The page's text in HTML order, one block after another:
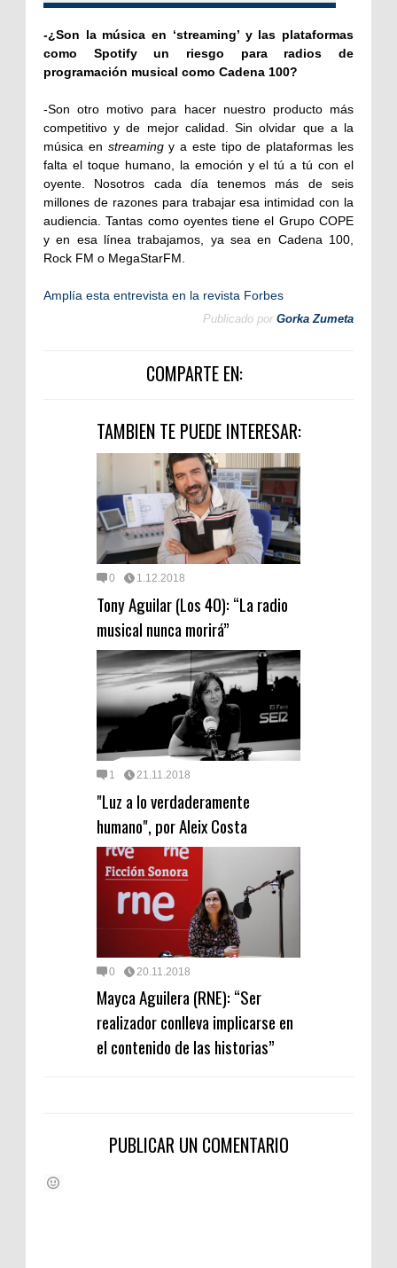
-¿Son la música en ‘streaming’ y las plataformas
como Spotify un riesgo para radios de
programación musical como Cadena 100?
-Son otro motivo para hacer nuestro producto más
competitivo y de mejor calidad. Sin olvidar que a la
música en streamingy a este tipo de plataformas les
falta el toque humano, la emoción y el tú a tú con el
oyente. Nosotros cada día tenemos más de seis
millones de razones para trabajar esa intimidad con la
audiencia. Tantas como oyentes tiene el Grupo COPE
y en esa línea trabajamos, ya sea en Cadena 100,
Rock FM o MegaStarFM.
Amplía esta entrevista en la revista Forbes
Publicado por Gorka Zumeta
COMPARTE EN:
TAMBIEN TE PUEDE INTERESAR:
0 1.12.2018
Tony Aguilar (Los 40): “La radio
musical nunca morirá”
1 21.11.2018
"Luz a lo verdaderamente
humano", por Aleix Costa
0 20.11.2018
Mayca Aguilera (RNE): “Ser
realizador conlleva implicarse en
el contenido de las historias”
PUBLICAR UN COMENTARIO